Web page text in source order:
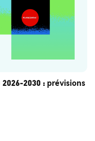
2030 : prévisions